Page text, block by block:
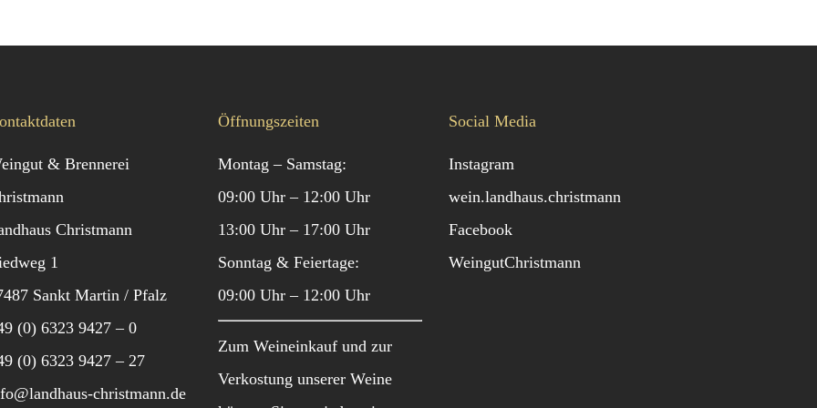
& Brennerei
Christmann
1
Sankt Martin / Pfalz
(0) 6323 9427 – 0
(0) 6323 9427 – 27
christmann.de
Öffnungszeiten
Montag – Samstag:
09:00 Uhr – 12:00 Uhr
13:00 Uhr – 17:00 Uhr
Sonntag & Feiertage:
09:00 Uhr – 12:00 Uhr
Zum Weineinkauf und zur
Verkostung unserer Weine
Social Media
Instagram
wein.landhaus.christmann
Facebook
WeingutChristmann